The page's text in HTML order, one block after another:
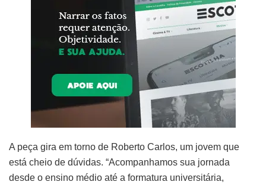
A peça gira em torno de Roberto Carlos, um jovem que
está cheio de dúvidas. “Acompanhamos sua jornada
desde o ensino médio até a formatura universitária,